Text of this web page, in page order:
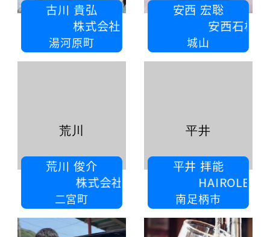
古川 貴弘
株式会社アンジュ
湯河原町
安西 宏聡
安西石材店
城山
荒川 俊介
株式会社 成巳
二宮町
荒川
平井 拝能
HAIROLE株式会社
南足柄市
平井